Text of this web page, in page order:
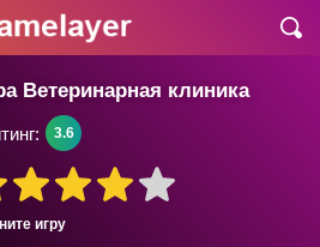
Ветеринарная клиника
игру
3.6